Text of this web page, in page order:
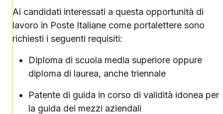
Ai candidati interessati a questa opportunità di
lavoro in Poste Italiane come portalettere sono
richiesti i seguenti requisiti:
Diploma di scuola media superiore oppure
diploma di laurea, anche triennale
Patente di guida in corso di validità idonea per
la guida dei mezzi aziendali